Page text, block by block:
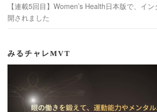
【連載5回目】Women’s Health日本版で、イ
開されました
みるチャレMVT